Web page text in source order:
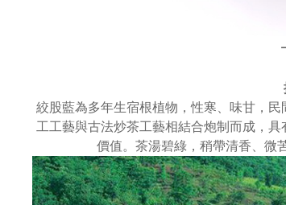
絞股藍為多年生宿根植物，性寒、味甘，
工工藝與古法炒茶工藝相結合炮制而成，
價值。茶湯碧綠，稍帶清香、微